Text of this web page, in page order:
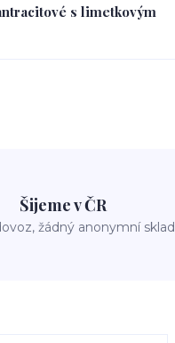
s limetkovým
Šijeme v ČR
žádný anonymní sklad